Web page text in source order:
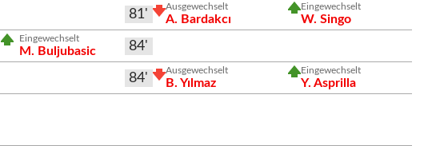
81'
Ausgewechselt
A. Bardakcı
Eingewechselt
W. Singo
Eingewechselt
M. Buljubasic 84'
84'
Ausgewechselt
B. Yılmaz
Eingewechselt
Y. Asprilla